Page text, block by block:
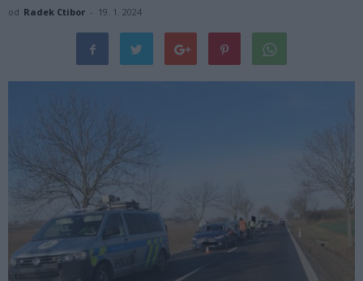
od Radek Ctibor - 19. 1. 2024